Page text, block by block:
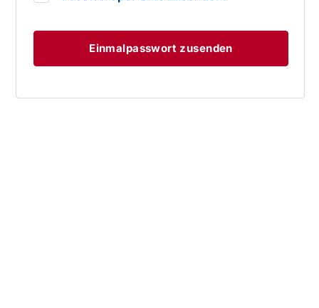
Einmalpasswort zusenden